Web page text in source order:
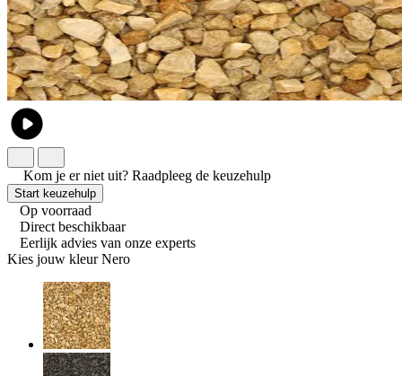
Kom je er niet uit? Raadpleeg de keuzehulp
Start keuzehulp
Op voorraad
Direct beschikbaar
Eerlijk advies van onze experts
Kies jouw kleur Nero